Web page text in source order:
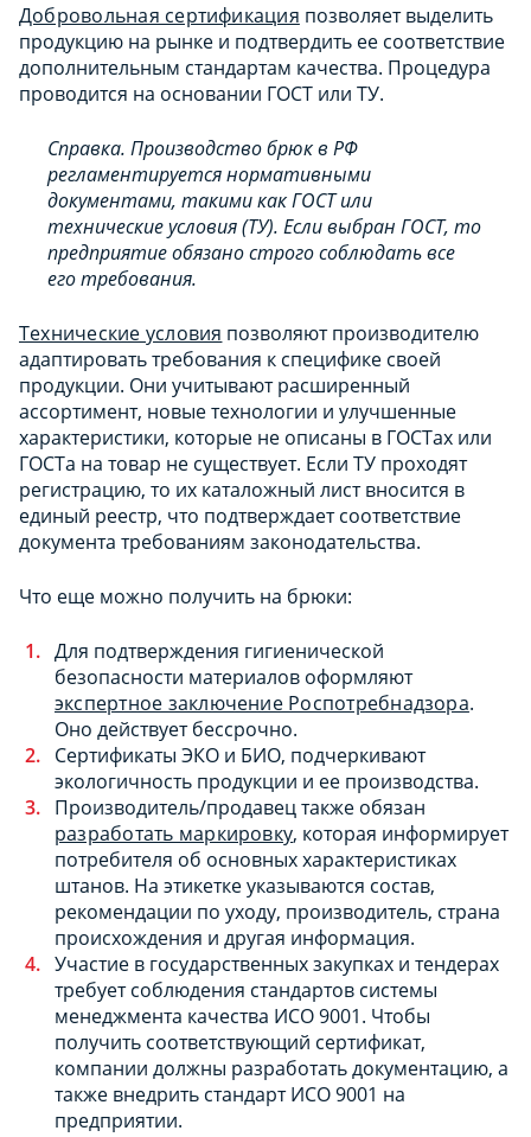
Добровольная сертификация позволяет выделить
продукцию на рынке и подтвердить ее соответствие
дополнительным стандартам качества. Процедура
проводится на основании ГОСТ или ТУ.
Справка. Производство брюк в РФ
регламентируется нормативными
документами, такими как ГОСТ или
технические условия (ТУ). Если выбран ГОСТ, то
предприятие обязано строго соблюдать все
его требования.
Технические условия позволяют производителю
адаптировать требования к специфике своей
продукции. Они учитывают расширенный
ассортимент, новые технологии и улучшенные
характеристики, которые не описаны в ГОСТах или
ГОСТа на товар не существует. Если ТУ проходят
регистрацию, то их каталожный лист вносится в
единый реестр, что подтверждает соответствие
документа требованиям законодательства.
Что еще можно получить на брюки:
Для подтверждения гигиенической
безопасности материалов оформляют
экспертное заключение Роспотребнадзора.
Оно действует бессрочно.
Сертификаты ЭКО и БИО, подчеркивают
экологичность продукции и ее производства.
Производитель/продавец также обязан
разработать маркировку, которая информирует
потребителя об основных характеристиках
штанов. На этикетке указываются состав,
рекомендации по уходу, производитель, страна
происхождения и другая информация.
Участие в государственных закупках и тендерах
требует соблюдения стандартов системы
менеджмента качества ИСО 9001. Чтобы
получить соответствующий сертификат,
компании должны разработать документацию, а
также внедрить стандарт ИСО 9001 на
предприятии.